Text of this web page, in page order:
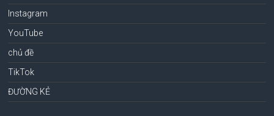
Instagram
YouTube
chủ đề
TikTok
ĐƯỜNG KẺ